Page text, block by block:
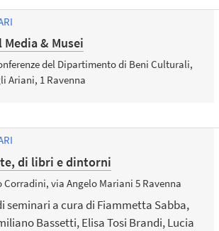
Media & Musei
del Dipartimento di Beni Culturali,
Ariani, 1 Ravenna
di libri e dintorni
Corradini, via Angelo Mariani 5 Ravenna
seminari a cura di Fiammetta Sabba,
Bassetti, Elisa Tosi Brandi, Lucia